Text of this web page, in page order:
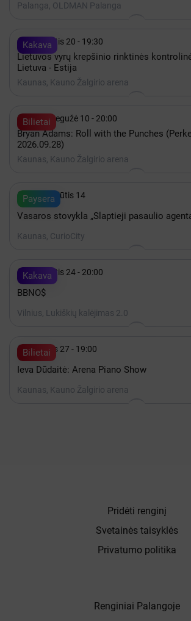
Palanga, OLDMAN Palanga
Kakava
 Rugpjūtis 20 - 19:30
Lietuvos vyrų krepšinio rinktinės
Lietuva - Estija
Kaunas, Kauno Žalgirio arena
Bilietai
 2027 Gegužė 10 - 20:00
Bryan Adams: Roll with the Punches
2026.09.28)
Kaunas, Kauno Žalgirio arena
Paysera
 iki Rugpjūtis 14
Vasaros stovykla „Slaptieji pasaulio
Kaunas, CurioCity
Kakava
 Rugpjūtis 24 - 20:00
BBNO$
Vilnius, Lukiškių kalėjimas 2.0
Bilietai
 Gruodis 27 - 19:00
Ieva Dūdaitė: Arena Piano Show
Kaunas, Kauno Žalgirio arena
Renginiai Palangoje
Pridėti renginį
Svetainės taisyklės
Privatumo politika